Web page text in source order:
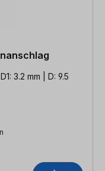
3.2 mm | D: 9.5